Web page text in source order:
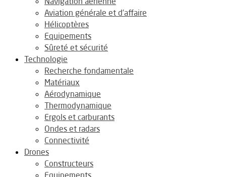
Aviation générale et d’affaire
Hélicoptères
Equipements
Sûreté et sécurité
Technologie
Recherche fondamentale
Matériaux
Aérodynamique
Thermodynamique
Ergols et carburants
Ondes et radars
Connectivité
Drones
Constructeurs
Equipements